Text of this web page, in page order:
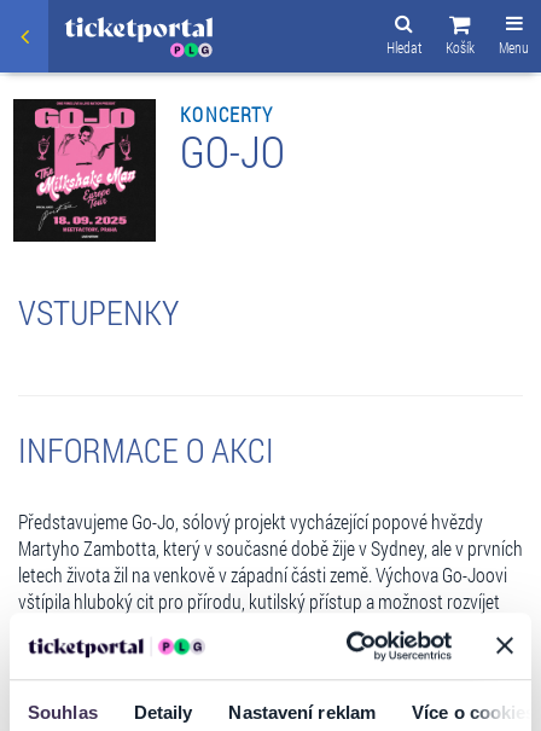
Souhlas Detaily Nastavení reklam Více o cookies
Menu
Košík
Hledat
KONCERTY
GO-JO
VSTUPENKY
INFORMACE O AKCI
Představujeme Go-Jo, sólový projekt vycházející popové hvězdy
Martyho Zambotta, který v současné době žije v Sydney, ale v prvních
letech života žil na venkově v západní části země. Výchova Go-Joovi
vštípila hluboký cit pro přírodu, kutilský přístup a možnost rozvíjet
vkus a hodnoty bez společenských vlivů, což se odráží v jeho hudbě a
povaze.
Poté, co se Go-Jo nakonec přestěhoval do nejbližšího velkého města